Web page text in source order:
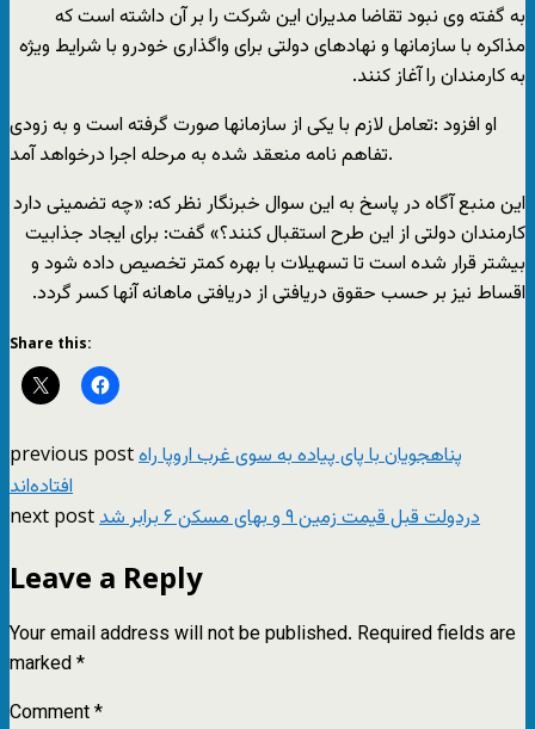
به گفته وی نبود تقاضا مدیران این شرکت را بر آن داشته است که
مذاکره با سازمانها و نهادهای دولتی برای واگذاری خودرو با شرایط ویژه
به کارمندان را آغاز کنند.
او افزود :تعامل لازم با یکی از سازمانها صورت گرفته است و به زودی
تفاهم نامه منعقد شده به مرحله اجرا درخواهد آمد.
این منبع آگاه در پاسخ به این سوال خبرنگار نظر که: «چه تضمینی دارد
کارمندان دولتی از این طرح استقبال کنند؟» گفت: برای ایجاد جذابیت
بیشتر قرار شده است تا تسهیلات با بهره کمتر تخصیص داده شود و
اقساط نیز بر حسب حقوق دریافتی از دریافتی ماهانه آنها کسر گردد.
Share this:
previous postپناهجویان با پای پیاده به سوی غرب اروپا راه
افتاده‌اند
next post دردولت قبل قیمت زمین ۹ و بهای مسکن ۶ برابر شد
Leave a Reply
Your email address will not be published. Required fields are
marked*
Comment*